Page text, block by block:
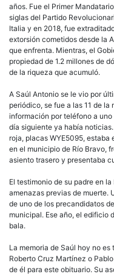
años. Fue el Primer
siglas del Partido
Italia y en 2018, fue
extorsión cometidos desde la
que enfrenta. Mientras, el
propiedad de 1.2 millones de
de la riqueza que acumuló.
A Saúl Antonio se le vio por
periódico, se fue a las 11 de
información por teléfono a
día siguiente ya había
roja, placas WYE5095, estaba
en el municipio de Río Bravo,
asiento trasero y presentaba
El testimonio de su padre en
amenazas previas de muerte.
de uno de los precandidatos
municipal. Ese año, el edificio
bala.
La memoria de Saúl hoy no
Roberto Cruz Martínez o
de él para este obituario. Su